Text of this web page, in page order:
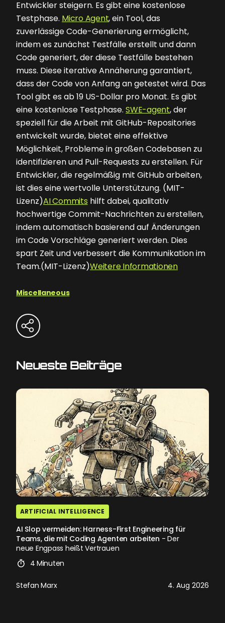
Entwickler steigern. Es gibt eine kostenlose
Testphase. Micro Agent, ein Tool, das
zuverlässige Code-Generierung ermöglicht,
indem es zunächst Testfälle erstellt und dann
Code generiert, der diese Testfälle bestehen
muss. Diese iterative Annäherung garantiert,
dass der Code von Anfang an getestet wird. Das
Tool gibt es ab 19 US-Dollar pro Monat. Es gibt
eine kostenlose Testphase. SWE-agent, der
speziell für die Arbeit mit GitHub-Repositories
entwickelt wurde, bietet eine effektive
Möglichkeit, Probleme in großen Codebasen zu
identifizieren und Pull-Requests zu erstellen. Für
Entwickler, die regelmäßig mit GitHub arbeiten,
ist dies eine wertvolle Unterstützung. (MIT-
Lizenz)AI Commits hilft dabei, qualitativ
hochwertige Commit-Nachrichten zu erstellen,
indem automatisch basierend auf Änderungen
im Code Vorschläge generiert werden. Dies
spart Zeit und verbessert die Kommunikation im
Team.(MIT-Lizenz)Weitere Informationen
Miscellaneous
Neueste Beiträge
ARTIFICIAL INTELLIGENCE
AI Slop vermeiden: Harness-First Engineering für
Teams, die mit Coding Agenten arbeiten - Der
neue Engpass heißt Vertrauen
4 Minuten
Stefan Marx 4. Aug 2026